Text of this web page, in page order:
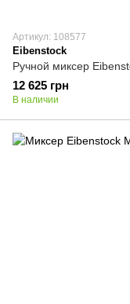
Артикул: 108577
Eibenstock
Ручной миксер
12 625 грн
В наличии